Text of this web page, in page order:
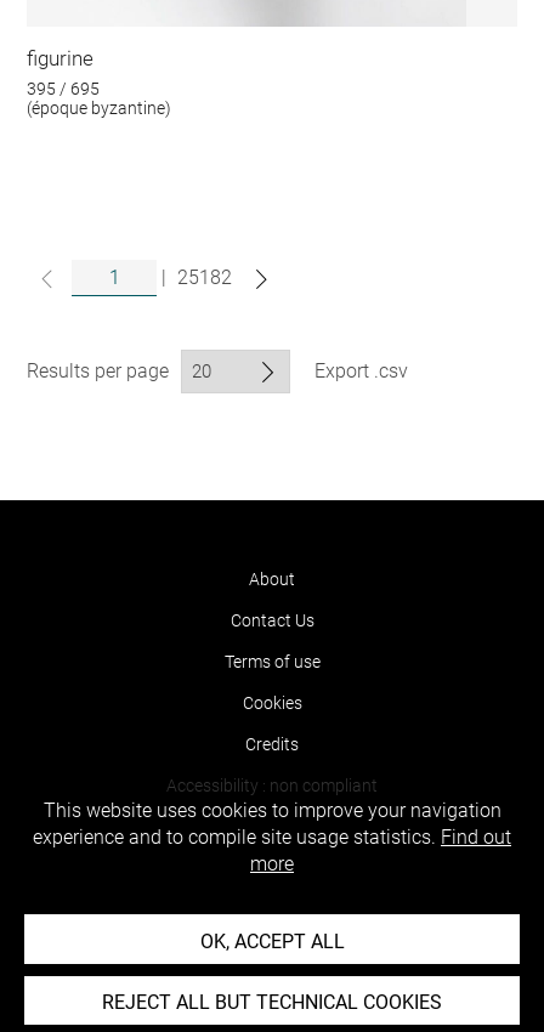
figurine
395 / 695
(époque byzantine)
| 25182
Results per page Export .csv
About
Contact Us
Terms of use
Cookies
Credits
Accessibility : non compliant
This website uses cookies to improve your navigation
experience and to compile site usage statistics. Find out
more
OK, ACCEPT ALL
REJECT ALL BUT TECHNICAL COOKIES